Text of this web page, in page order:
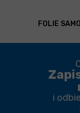
FOLIE
i